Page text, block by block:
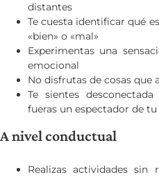
distantes
Te cuesta identificar qué
«bien» o «mal»
Experimentas una
emocional
No disfrutas de cosas que
Te sientes
fueras un espectador de tu
A nivel conductual
Realizas actividades sin